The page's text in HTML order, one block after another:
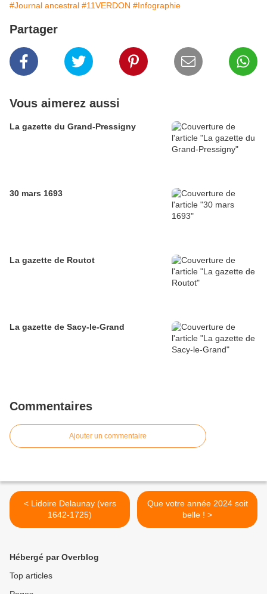
#Journal ancestral #11VERDON #Infographie
Partager
Vous aimerez aussi
La gazette du Grand-Pressigny
30 mars 1693
La gazette de Routot
La gazette de Sacy-le-Grand
Commentaires
Ajouter un commentaire
< Lidoire Delaunay (vers
1642-1725)
Que votre année 2024 soit
belle ! >
Hébergé par Overblog
Top articles